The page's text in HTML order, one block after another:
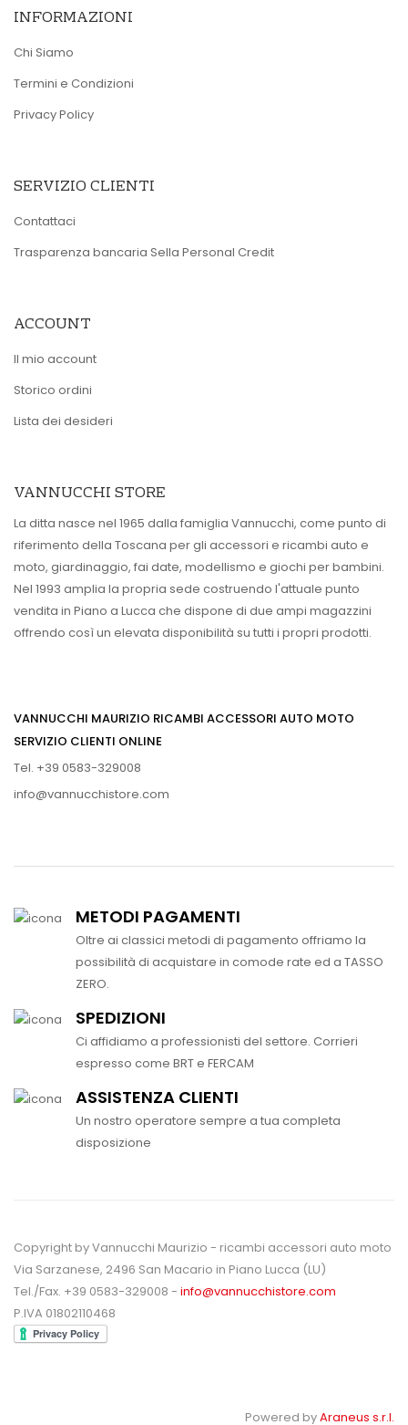
INFORMAZIONI
Chi Siamo
Termini e Condizioni
Privacy Policy
SERVIZIO CLIENTI
Contattaci
Trasparenza bancaria Sella Personal Credit
ACCOUNT
Il mio account
Storico ordini
Lista dei desideri
VANNUCCHI STORE
La ditta nasce nel 1965 dalla famiglia Vannucchi, come punto di
riferimento della Toscana per gli accessori e ricambi auto e
moto, giardinaggio, fai date, modellismo e giochi per bambini.
Nel 1993 amplia la propria sede costruendo l'attuale punto
vendita in Piano a Lucca che dispone di due ampi magazzini
offrendo così un elevata disponibilità su tutti i propri prodotti.
VANNUCCHI MAURIZIO RICAMBI ACCESSORI AUTO MOTO
SERVIZIO CLIENTI ONLINE
Tel. +39 0583-329008
info@vannucchistore.com
METODI PAGAMENTI
Oltre ai classici metodi di pagamento offriamo la
possibilità di acquistare in comode rate ed a TASSO
ZERO.
SPEDIZIONI
Ci affidiamo a professionisti del settore. Corrieri
espresso come BRT e FERCAM
ASSISTENZA CLIENTI
Un nostro operatore sempre a tua completa
disposizione
Copyright by Vannucchi Maurizio - ricambi accessori auto moto
Via Sarzanese, 2496 San Macario in Piano Lucca (LU)
Tel./Fax. +39 0583-329008 - info@vannucchistore.com
P.IVA 01802110468
Powered byAraneus s.r.l.